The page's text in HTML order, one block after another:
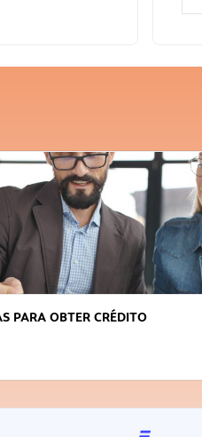
FAÇA A DIFERENÇA: